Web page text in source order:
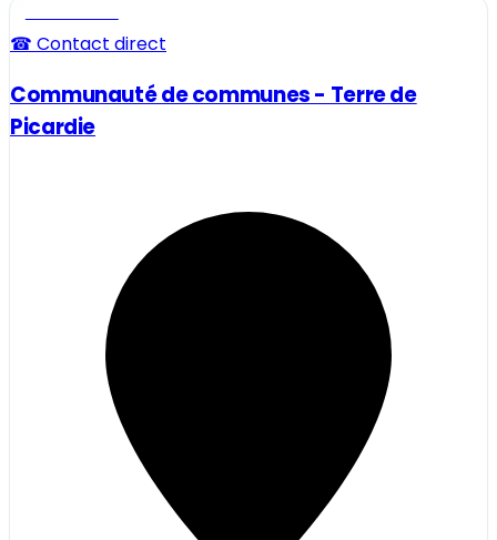
☎ Contact direct
Communauté de communes - Terre de
Picardie